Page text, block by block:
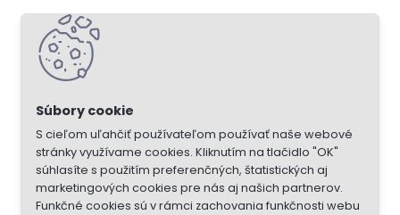
S cieľom uľahčiť používateľom používať naše webové
stránky využívame cookies. Kliknutím na tlačidlo "OK"
súhlasíte s použitím preferenčných, štatistických aj
marketingových cookies pre nás aj našich partnerov.
Funkčné cookies sú v rámci zachovania funkčnosti webu